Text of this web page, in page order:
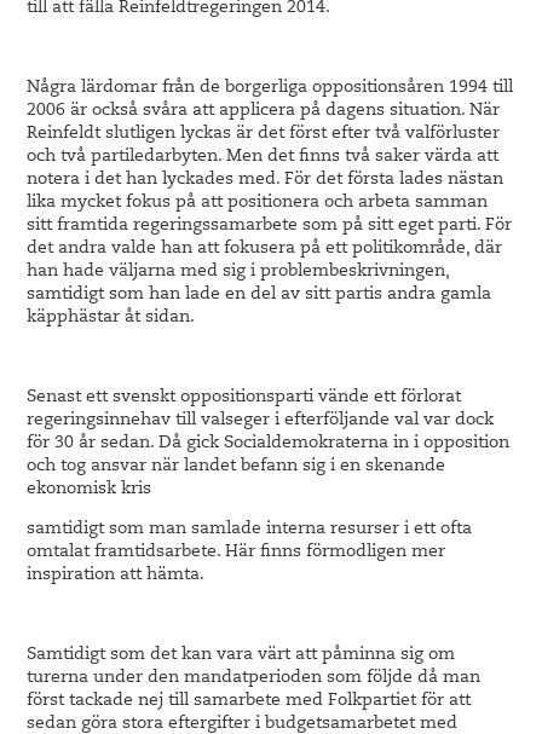
till att fälla Reinfeldtregeringen 2014.
Några lärdomar från de borgerliga oppositionsåren 1994 till
2006 är också svåra att applicera på dagens situation. När
Reinfeldt slutligen lyckas är det först efter två valförluster
och två partiledarbyten. Men det finns två saker värda att
notera i det han lyckades med. För det första lades nästan
lika mycket fokus på att positionera och arbeta samman
sitt framtida regeringssamarbete som på sitt eget parti. För
det andra valde han att fokusera på ett politikområde, där
han hade väljarna med sig i problembeskrivningen,
samtidigt som han lade en del av sitt partis andra gamla
käpphästar åt sidan.
Senast ett svenskt oppositionsparti vände ett förlorat
regeringsinnehav till valseger i efterföljande val var dock
för 30 år sedan. Då gick Socialdemokraterna in i opposition
och tog ansvar när landet befann sig i en skenande
ekonomisk kris
samtidigt som man samlade interna resurser i ett ofta
omtalat framtidsarbete. Här finns förmodligen mer
inspiration att hämta.
Samtidigt som det kan vara värt att påminna sig om
turerna under den mandatperioden som följde då man
först tackade nej till samarbete med Folkpartiet för att
sedan göra stora eftergifter i budgetsamarbetet med